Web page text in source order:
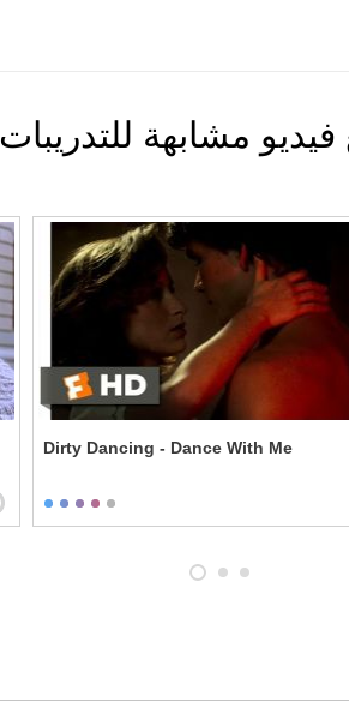
مشابهة للتدريبات
Dirty Dancing - Dance With Me